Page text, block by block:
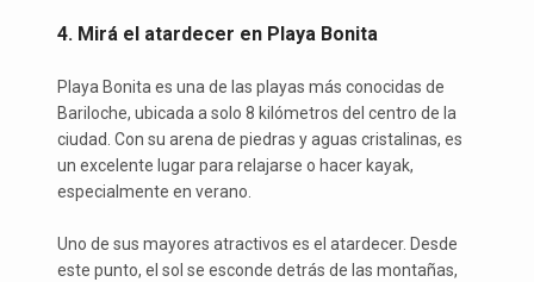
4. Mirá el atardecer en Playa Bonita
Playa Bonita es una de las playas más conocidas de
Bariloche, ubicada a solo 8 kilómetros del centro de la
ciudad. Con su arena de piedras y aguas cristalinas, es
un excelente lugar para relajarse o hacer kayak,
especialmente en verano.
Uno de sus mayores atractivos es el atardecer. Desde
este punto, el sol se esconde detrás de las montañas,